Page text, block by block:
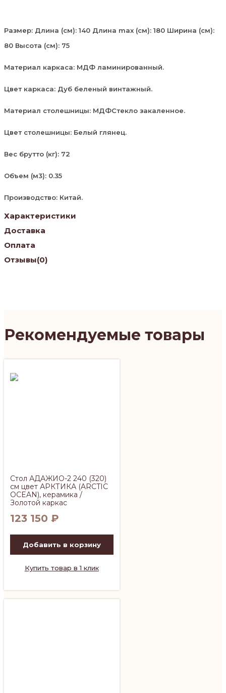
Размер: Длина (см): 140 Длина max (см): 180 Ширина (см):
80 Высота (см): 75
Материал каркаса: МДФ ламинированный.
Цвет каркаса: Дуб беленый винтажный.
Материал столешницы: МДФСтекло закаленное.
Цвет столешницы: Белый глянец.
Вес брутто (кг): 72
Объем (м3): 0.35
Производство: Китай.
Характеристики
Доставка
Оплата
Отзывы(0)
Рекомендуемые товары
Стол АДАЖИО-2 240 (320)
см цвет АРКТИКА (ARCTIC
OCEAN), керамика /
Золотой каркас
123 150 ₽
Добавить в корзину
Купить товар в 1 клик